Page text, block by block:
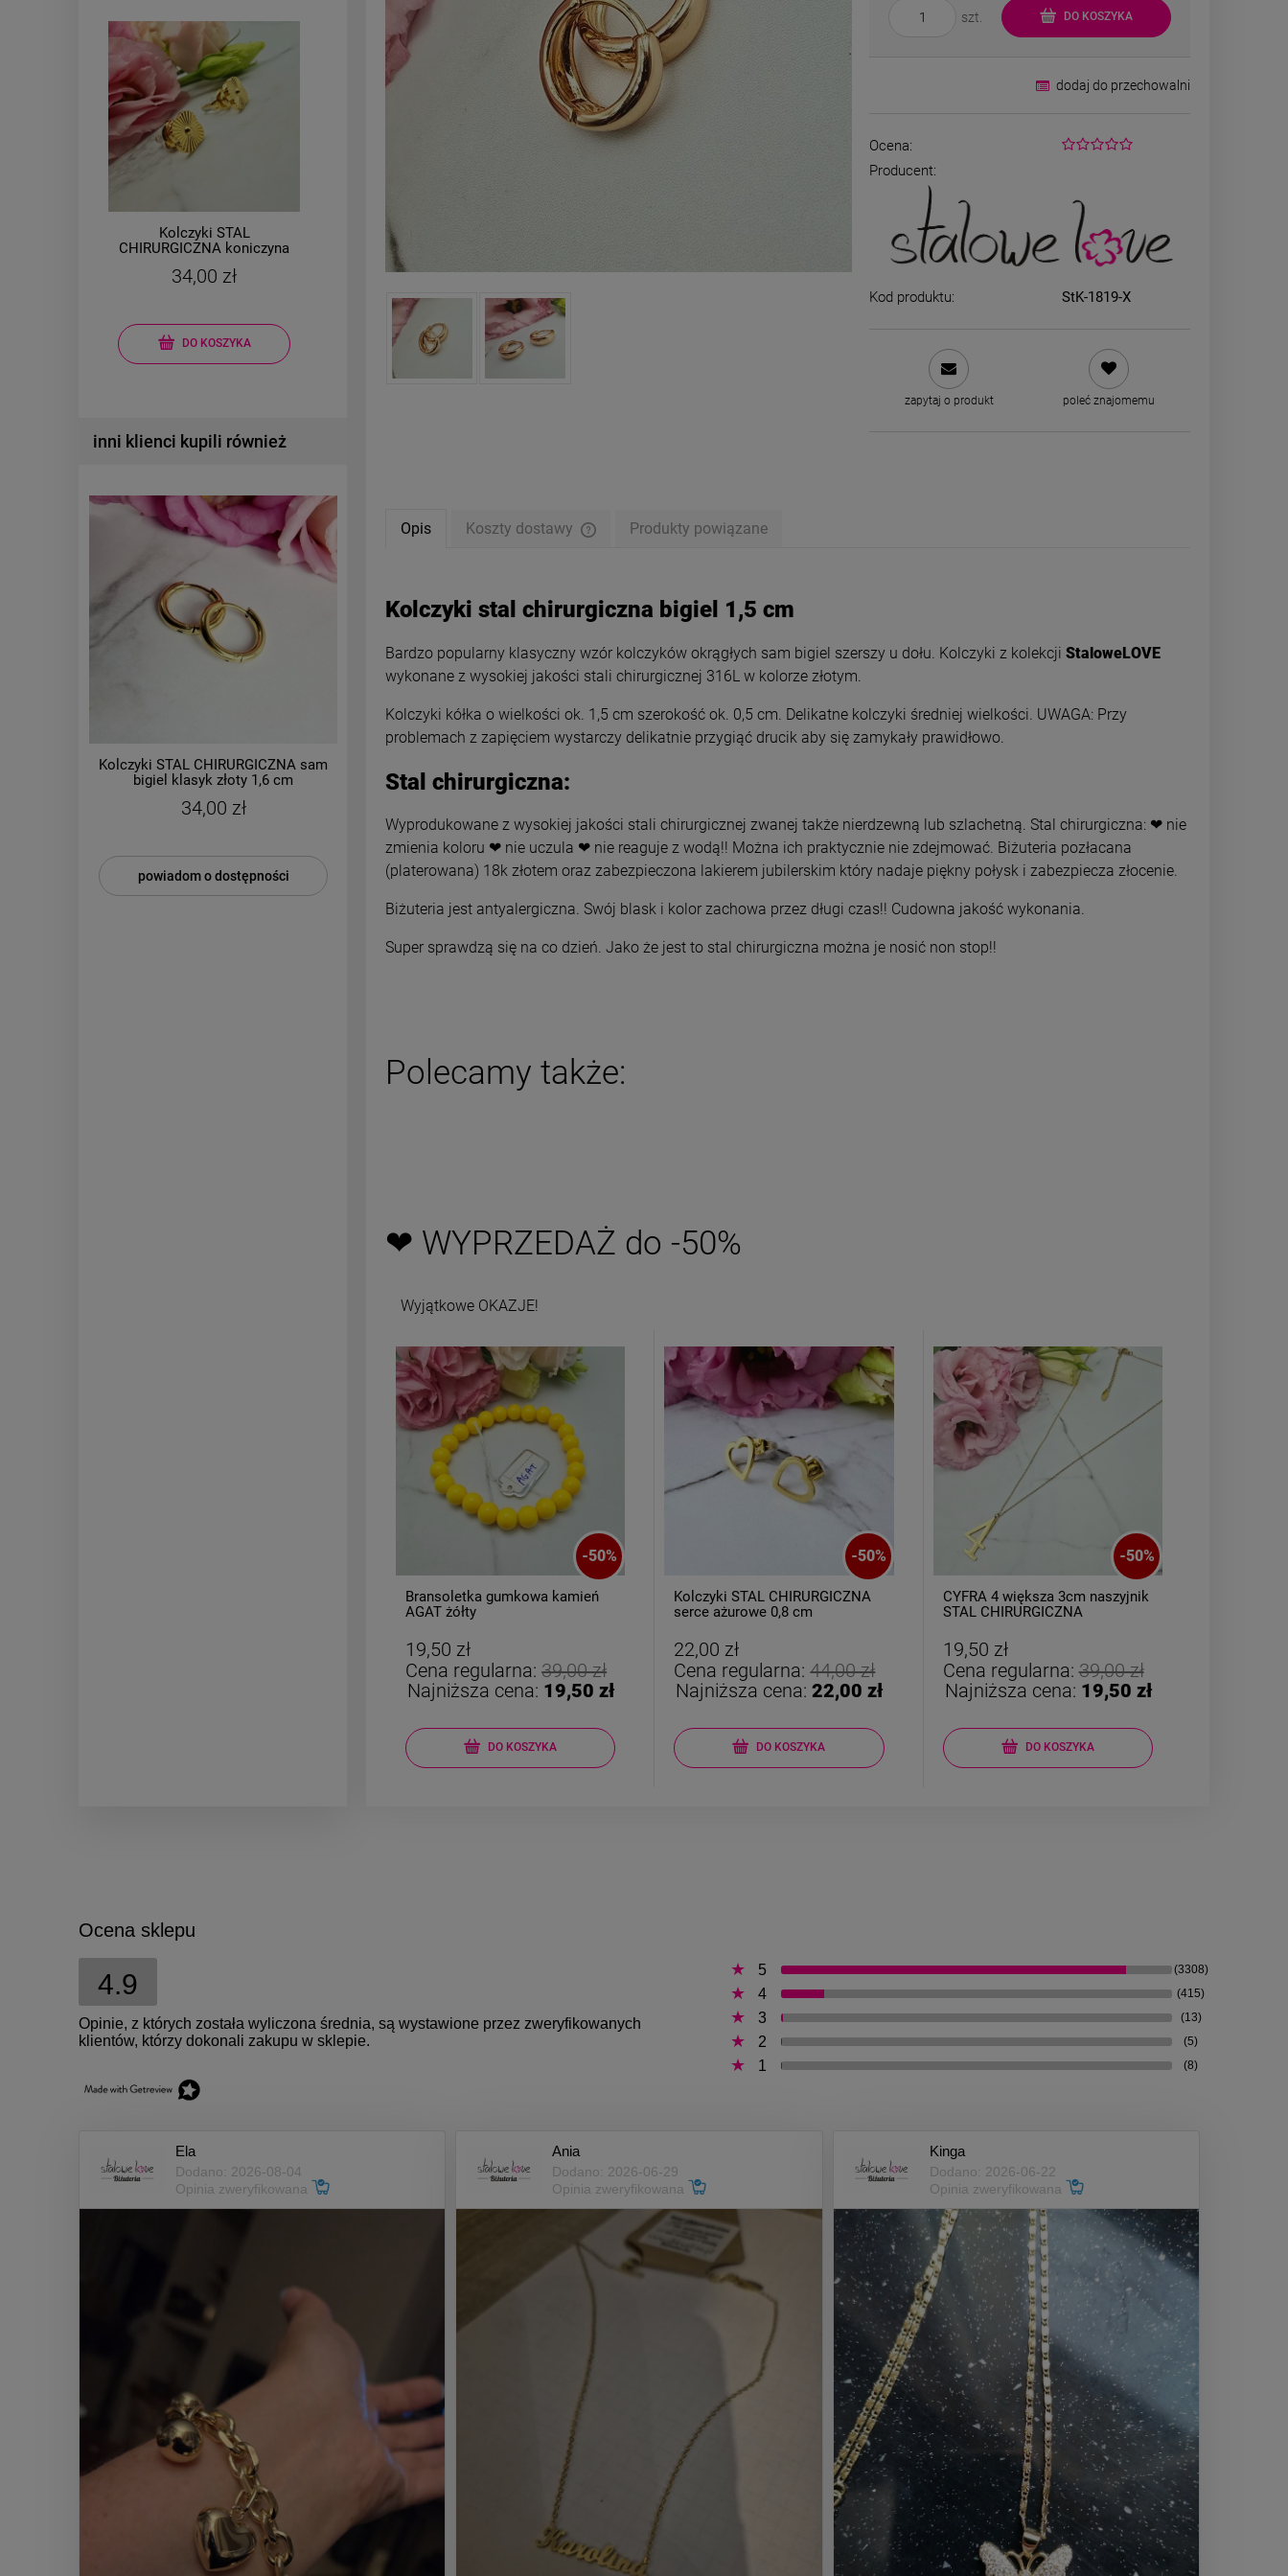
Kolczyki STAL
CHIRURGICZNA koniczyna
34,00 zł
DO KOSZYKA
CHIRURGICZNA motylek
39,00 zł
DO KOSZYKA
44,00 zł
Kolczyki STAL
CHIRURGICZNA kwiatek
zielony cyrkonia
inni klienci kupili również
Kolczyki STAL CHIRURGICZNA sam
bigiel klasyk złoty 1,6 cm
34,00 zł
powiadom o dostępności
bigiel 1,5 cm szerszy jasne złoto
DO KOSZYKA DO KOSZYKA DO KOSZYKA
szt. DO KOSZYKA
dodaj do przechowalni
Ocena:
Producent:
Kod produktu: StK-1819-X
zapytaj o produkt poleć znajomemu
Opis Koszty dostawy Produkty powiązane
Kolczyki stal chirurgiczna bigiel 1,5 cm
Bardzo popularny klasyczny wzór kolczyków okrągłych sam bigiel szerszy u dołu. Kolczyki z kolekcji StaloweLOVE
wykonane z wysokiej jakości stali chirurgicznej 316L w kolorze złotym.
Kolczyki kółka o wielkości ok. 1,5 cm szerokość ok. 0,5 cm. Delikatne kolczyki średniej wielkości. UWAGA: Przy
problemach z zapięciem wystarczy delikatnie przygiąć drucik aby się zamykały prawidłowo.
Stal chirurgiczna:
Wyprodukowane z wysokiej jakości stali chirurgicznej zwanej także nierdzewną lub szlachetną. Stal chirurgiczna: ❤ nie
zmienia koloru ❤ nie uczula ❤ nie reaguje z wodą!! Można ich praktycznie nie zdejmować. Biżuteria pozłacana
(platerowana) 18k złotem oraz zabezpieczona lakierem jubilerskim który nadaje piękny połysk i zabezpiecza złocenie.
Biżuteria jest antyalergiczna. Swój blask i kolor zachowa przez długi czas!! Cudowna jakość wykonania.
Super sprawdzą się na co dzień. Jako że jest to stal chirurgiczna można je nosić non stop!!
Polecamy także:
❤ WYPRZEDAŻ do -50%
Wyjątkowe OKAZJE!
-50%
Bransoletka gumkowa kamień
AGAT żółty
19,50 zł
Cena regularna:39,00 zł
Najniższa cena: 19,50 zł
DO KOSZYKA
-50%
Kolczyki STAL CHIRURGICZNA
serce ażurowe 0,8 cm
22,00 zł
Cena regularna:44,00 zł
Najniższa cena: 22,00 zł
DO KOSZYKA
-50%
CYFRA 4 większa 3cm naszyjnik
STAL CHIRURGICZNA
19,50 zł
Cena regularna:39,00 zł
Najniższa cena: 19,50 zł
DO KOSZYKA
Ocena sklepu
4.9
Opinie, z których została wyliczona średnia, są wystawione przez zweryfikowanych
klientów, którzy dokonali zakupu w sklepie.
5 (3308)
4 (415)
3 (13)
2 (5)
1 (8)
Ela
Dodano: 2026-08-04
Opinia zweryfikowana
Ania
Dodano: 2026-06-29
Opinia zweryfikowana
Kinga
Dodano: 2026-06-22
Opinia zweryfikowana